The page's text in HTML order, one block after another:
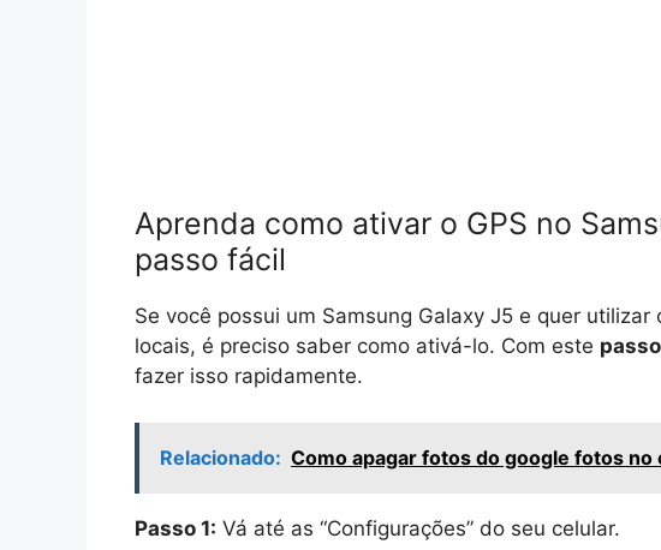
Aprenda como ativar o GPS no
passo fácil
Se você possui um Samsung Galaxy J5 e quer
locais, é preciso saber como ativá-lo. Com este
fazer isso rapidamente.
Relacionado: Como apagar fotos do google fotos
Passo 1: Vá até as “Configurações” do seu celular.